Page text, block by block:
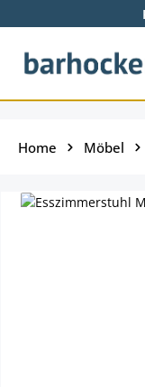
Zum Hauptinhalt
Home Möbel